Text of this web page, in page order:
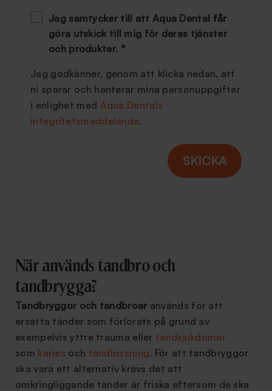
Jag samtycker till att Aqua Dental får
göra utskick till mig för deras tjänster
och produkter. *
Jag godkänner, genom att klicka nedan, att
ni sparar och hanterar mina personuppgifter
i enlighet med Aqua Dentals
integritetsmeddelande.
När används tandbro och
tandbrygga?
Tandbryggor och tandbroar används för att
ersätta tänder som förlorats på grund av
exempelvis yttre trauma eller tandsjukdomar
som karies och tandlossning. För att tandbryggor
ska vara ett alternativ krävs det att
omkringliggande tänder är friska eftersom de ska